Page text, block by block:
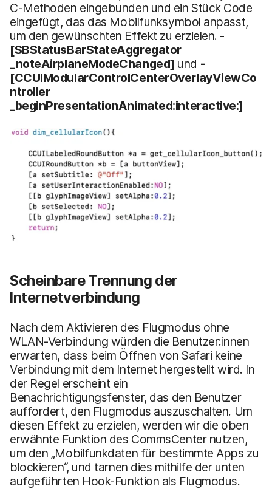
C-Methoden eingebunden und ein Stück Code
eingefügt, das das Mobilfunksymbol anpasst,
um den gewünschten Effekt zu erzielen. -
[SBStatusBarStateAggregator
_noteAirplaneModeChanged] und -
[CCUIModularControlCenterOverlayViewCo
ntroller
_beginPresentationAnimated:interactive:]
Scheinbare Trennung der
Internetverbindung
Nach dem Aktivieren des Flugmodus ohne
WLAN-Verbindung würden die Benutzer:innen
erwarten, dass beim Öffnen von Safari keine
Verbindung mit dem Internet hergestellt wird. In
der Regel erscheint ein
Benachrichtigungsfenster, das den Benutzer
auffordert, den Flugmodus auszuschalten. Um
diesen Effekt zu erzielen, werden wir die oben
erwähnte Funktion des CommsCenter nutzen,
um den „Mobilfunkdaten für bestimmte Apps zu
blockieren“, und tarnen dies mithilfe der unten
aufgeführten Hook-Funktion als Flugmodus.